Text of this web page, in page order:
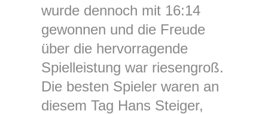
wurde dennoch mit 16:14
gewonnen und die Freude
über die hervorragende
Spielleistung war riesengroß.
Die besten Spieler waren an
diesem Tag Hans Steiger,